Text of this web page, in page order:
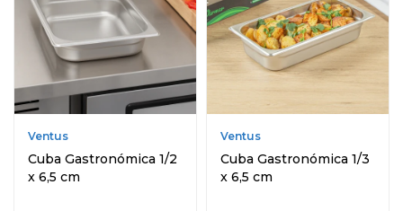
Ventus
Cuba Gastronómica 1/2
x 6,5 cm
Ventus
Cuba Gastronómica 1/3
x 6,5 cm